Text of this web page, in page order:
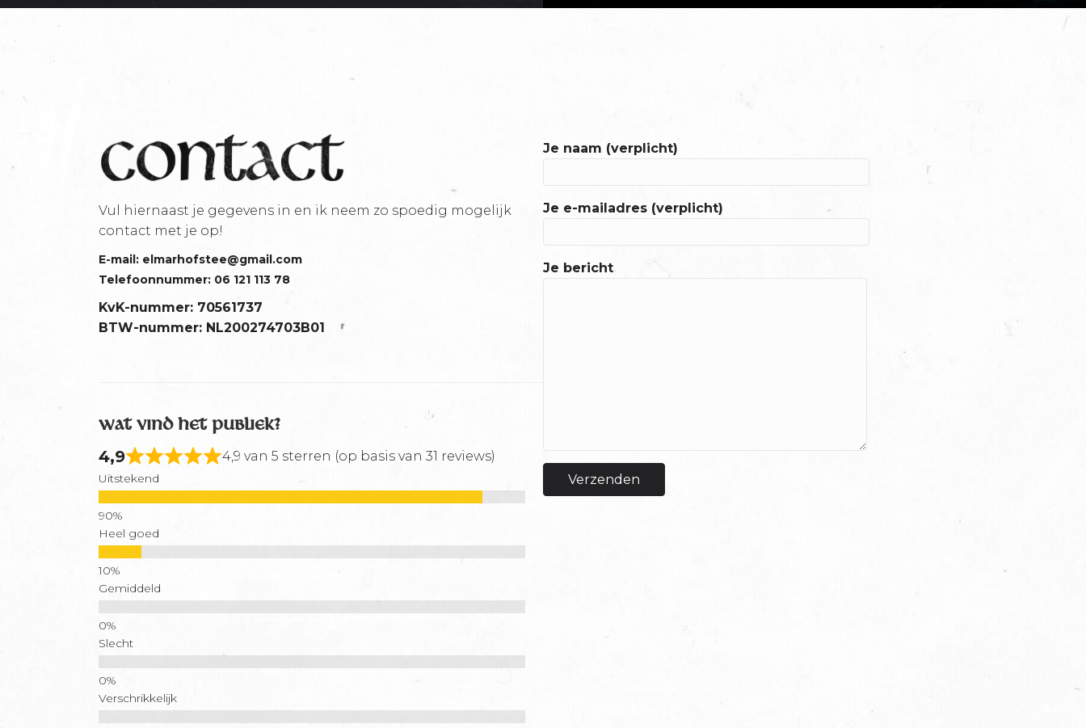
Vul hiernaast je gegevens in en ik neem zo spoedig mogelijk
contact met je op!
E-mail: elmarhofstee@gmail.com
Telefoonnummer: 06 121 113 78
KvK-nummer: 70561737
BTW-nummer: NL200274703B01
Wat vind het publiek?
4,9 4,9 van 5 sterren (op basis van 31 reviews)
Uitstekend
Heel goed
Gemiddeld
Slecht
Verschrikkelijk
Je naam (verplicht)
Je e-mailadres (verplicht)
Je bericht